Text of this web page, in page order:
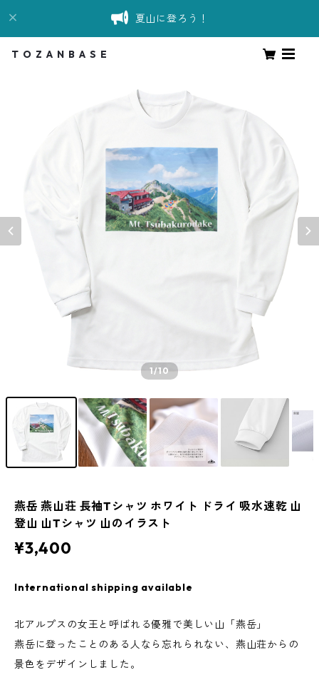
夏山に登ろう！
T O Z A N B A S E
1/10
燕岳 燕山荘 長袖Tシャツ ホワイト ドライ 吸水速乾 山
登山 山Tシャツ 山のイラスト
¥3,400
International shipping available
北アルプスの女王と呼ばれる優雅で美しい山「燕岳」
燕岳に登ったことのある人なら忘れられない、燕山荘からの
景色をデザインしました。